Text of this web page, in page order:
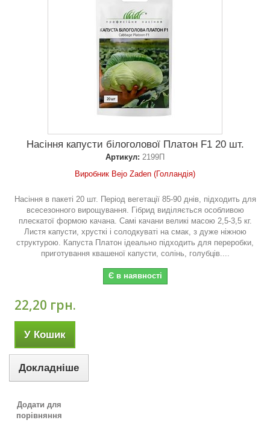
Насіння капусти білоголової Платон F1 20 шт.
Артикул: 2199П
Виробник Bejo Zaden (Голландія)
Насіння в пакеті 20 шт. Період вегетації 85-90 днів, підходить для
всесезонного вирощування. Гібрид виділяється особливою
плескатої формою качана. Самі качани великі масою 2,5-3,5 кг.
Листя капусти, хрусткі і солодкуваті на смак, з дуже ніжною
структурою. Капуста Платон ідеально підходить для переробки,
приготування квашеної капусти, солінь, голубців....
Є в наявності
22,20 грн.
У Кошик
Докладніше
Додати для
порівняння